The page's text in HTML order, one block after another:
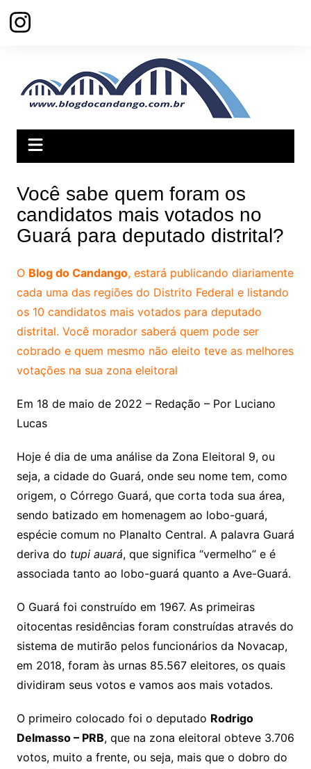
para
Você sabe quem foram os
candidatos mais votados no
Guará para deputado distrital?
O Blog do Candango, estará publicando diariamente
cada uma das regiões do Distrito Federal e listando
os 10 candidatos mais votados para deputado
distrital. Você morador saberá quem pode ser
cobrado e quem mesmo não eleito teve as melhores
votações na sua zona eleitoral
Em 18 de maio de 2022 – Redação – Por Luciano
Lucas
Hoje é dia de uma análise da Zona Eleitoral 9, ou
seja, a cidade do Guará, onde seu nome tem, como
origem, o Córrego Guará, que corta toda sua área,
sendo batizado em homenagem ao lobo-guará,
espécie comum no Planalto Central. A palavra Guará
deriva do tupi auará, que significa “vermelho” e é
associada tanto ao lobo-guará quanto a Ave-Guará.
O Guará foi construído em 1967. As primeiras
oitocentas residências foram construídas através do
sistema de mutirão pelos funcionários da Novacap,
em 2018, foram às urnas 85.567 eleitores, os quais
dividiram seus votos e vamos aos mais votados.
O primeiro colocado foi o deputado Rodrigo
Delmasso – PRB, que na zona eleitoral obteve 3.706
votos, muito a frente, ou seja, mais que o dobro do